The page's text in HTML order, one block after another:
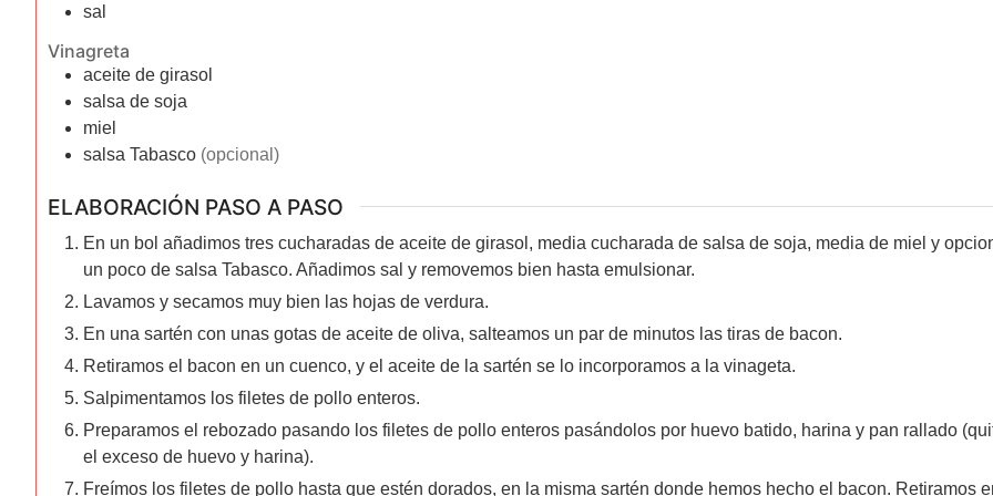
sal
Vinagreta
aceite de girasol
salsa de soja
miel
salsa Tabasco (opcional)
ELABORACIÓN PASO A PASO
En un bol añadimos tres cucharadas de aceite de girasol, media cucharada de salsa de soja, media de miel y
un poco de salsa Tabasco. Añadimos sal y removemos bien hasta emulsionar.
Lavamos y secamos muy bien las hojas de verdura.
En una sartén con unas gotas de aceite de oliva, salteamos un par de minutos las tiras de bacon.
Retiramos el bacon en un cuenco, y el aceite de la sartén se lo incorporamos a la vinageta.
Salpimentamos los filetes de pollo enteros.
Preparamos el rebozado pasando los filetes de pollo enteros pasándolos por huevo batido, harina y pan rallado
el exceso de huevo y harina).
Freímos los filetes de pollo hasta que estén dorados, en la misma sartén donde hemos hecho el bacon. Retiramos